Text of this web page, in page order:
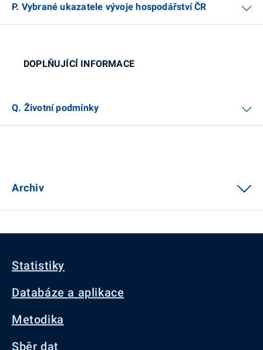
P. Vybrané ukazatele vývoje hospodářství ČR
DOPLŇUJÍCÍ INFORMACE
Q. Životní podmínky
Archiv
Statistiky
Databáze a aplikace
Metodika
Sběr dat